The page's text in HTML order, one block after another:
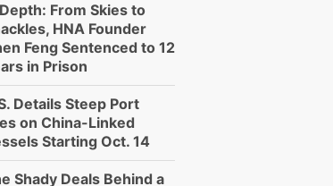
From Skies to
HNA Founder
Feng Sentenced to 12
in Prison
Details Steep Port
on China-Linked
Starting Oct. 14
Shady Deals Behind a